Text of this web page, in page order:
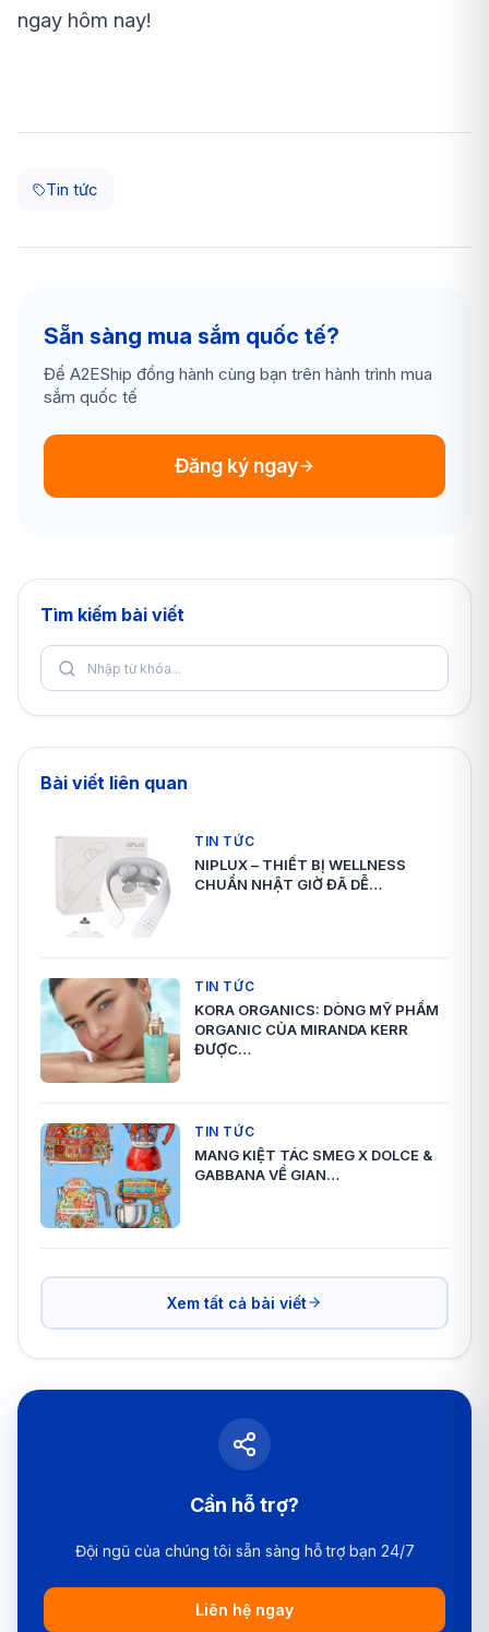
ngay hôm nay!
Tin tức
Sẵn sàng mua sắm quốc tế?
Để A2EShip đồng hành cùng bạn trên hành trình mua
sắm quốc tế
Đăng ký ngay
Tìm kiếm bài viết
Bài viết liên quan
TIN TỨC
NIPLUX – THIẾT BỊ WELLNESS
CHUẨN NHẬT GIỜ ĐÃ DỄ…
TIN TỨC
KORA ORGANICS: DÒNG MỸ PHẨM
ORGANIC CỦA MIRANDA KERR
ĐƯỢC…
TIN TỨC
MANG KIỆT TÁC SMEG X DOLCE &
GABBANA VỀ GIAN…
Xem tất cả bài viết
Cần hỗ trợ?
Đội ngũ của chúng tôi sẵn sàng hỗ trợ bạn 24/7
Liên hệ ngay